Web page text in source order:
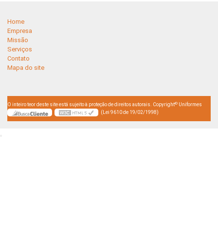
Home
Empresa
Missão
Serviços
Contato
Mapa do site
O inteiro teor deste site está sujeito à proteção de direitos autorais. Copyright© Uniformes
(Lei 9610 de 19/02/1998)